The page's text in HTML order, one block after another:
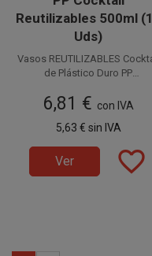
Reutilizables 500ml
Uds)
Vasos REUTILIZABLES
de Plástico Duro PP
para 500 cc. Estos Vasos
Reutilizables de Plástico
también llamados Vasos
Ecológicos son perfectos
combinados, cerveza,
refrescos, vinos, cockteles,
paquetes de 13 unidades.
6,81 € con IVA
5,63 € sin IVA
Ver favorite_border